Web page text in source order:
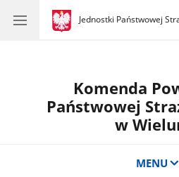
gov.pl
Jednostki Państwowej
gov.pl
Jednostki
Komenda
Państwowej
w
MENU